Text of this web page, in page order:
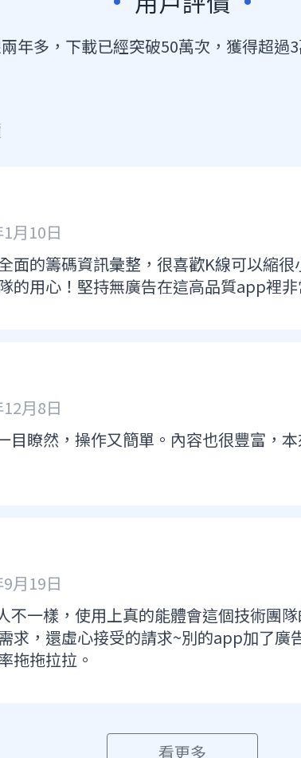
年多，下載已經突破50萬次，獲得超過
月10日
面的籌碼資訊彙整，很喜歡K線可以縮
的用心！堅持無廣告在這高品質app裡非
月8日
目瞭然，操作又簡單。內容也很豐富，
月19日
不一樣，使用上真的能體會這個技術團
求，還虛心接受的請求~別的app加了廣
拖拖拉拉。
看更多